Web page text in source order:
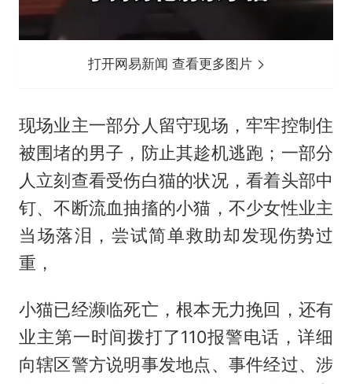
打开网易新闻 查看更多图片
现场业主一部分人留守现场，牢牢控制住
被围堵的男子，防止其趁机逃跑；一部分
人立刻查看受伤白猫的状况，看着头部中
钉、不断流血抽搐的小猫，不少女性业主
当场落泪，尝试简单救助却发现伤势过
重，
小猫已经濒临死亡，根本无力挽回，还有
业主第一时间拨打了110报警电话，详细
向辖区警方说明事发地点、事件经过、涉